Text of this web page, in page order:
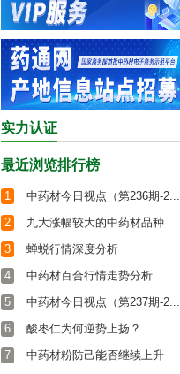
实力认证
最近浏览排行榜
1
中药材今日视点（第236期-2...
2
九大涨幅较大的中药材品种
3
蝉蜕行情深度分析
4
中药材百合行情走势分析
5
中药材今日视点（第237期-2...
6
酸枣仁为何逆势上扬？
7
中药材粉防己能否继续上升